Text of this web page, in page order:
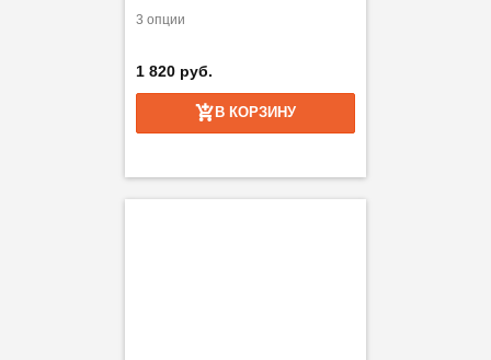
3 опции
1 820 руб.
В КОРЗИНУ